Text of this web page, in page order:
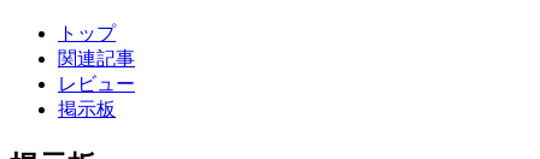
トップ
関連記事
レビュー
掲示板